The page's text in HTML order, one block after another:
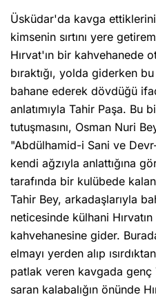
Üsküdar'da kavga
kimsenin sırtını yere
Hırvat'ın bir kahvehanede
bıraktığı, yolda giderken
bahane ederek dövdüğü
anlatımıyla Tahir Paşa. Bu
tutuşmasını, Osman Nuri
"Abdülhamid-i Sani ve
kendi ağzıyla anlattığına
tarafında bir kulübede kalan
Tahir Bey, arkadaşlarıyla
neticesinde külhani
kahvehanesine gider.
elmayı yerden alıp
patlak veren kavgada genç
saran kalabalığın önünde